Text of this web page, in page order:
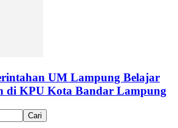
UM Lampung Belajar
di KPU Kota Bandar Lampung